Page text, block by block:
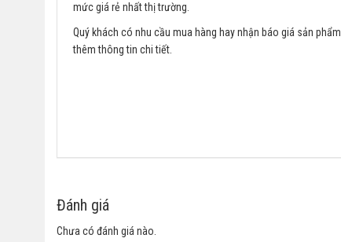
mức giá rẻ nhất thị trường.
Quý khách có nhu cầu mua hàng hay nhận báo giá sản phẩm
thêm thông tin chi tiết.
Đánh giá
Chưa có đánh giá nào.